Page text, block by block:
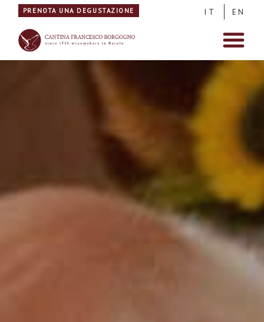
PRENOTA UNA DEGUSTAZIONE IT EN